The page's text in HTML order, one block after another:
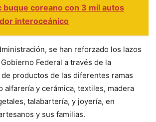
buque coreano con 3 mil autos
interoceánico
se han reforzado los lazos
Federal a través de la
productos de las diferentes ramas
alfarería y cerámica, textiles, madera
talabartería, y joyería, en
y sus familias.